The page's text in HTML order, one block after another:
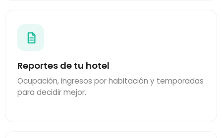
Reportes de tu hotel
Ocupación, ingresos por habitación y temporadas
para decidir mejor.